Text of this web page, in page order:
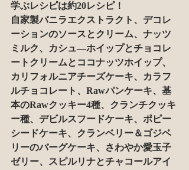
学ぶレシピは約20レシピ！
自家製バニラエクストラクト、デコレ
ーションのソースとクリーム、ナッツ
ミルク、カシュ―ホイップとチョコレ
ートクリームとココナッツホイップ、
カリフォルニアチーズケーキ、カラフ
ルチョコレート、Rawパンケーキ、基
本のRawクッキー4種、クランチクッキ
ー種、デビルスフードケーキ、ポピー
シードケーキ、クランベリー＆ゴジベ
リーのバーグケーキ、さわやか愛玉子
ゼリー、スピルリナとチャコールアイ